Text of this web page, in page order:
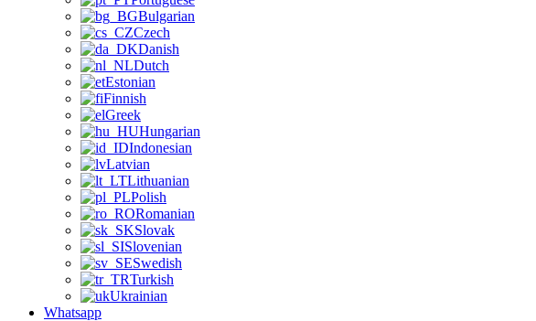
Bulgarian
Czech
Danish
Dutch
Estonian
Finnish
Greek
Hungarian
Indonesian
Latvian
Lithuanian
Polish
Romanian
Slovak
Slovenian
Swedish
Turkish
Ukrainian
Whatsapp